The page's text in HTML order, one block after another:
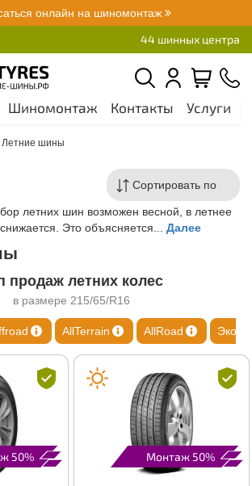
онлайн на шиномонтаж
44 шинных центра
Шиномонтаж Контакты Услуги
Летние шины
летних шин возможен весной, в летнее
Это объясняется... Далее
продаж летних колес
в размере 215/65/R16
AllTerrain AllRoad Эко
50% Монтаж 50%